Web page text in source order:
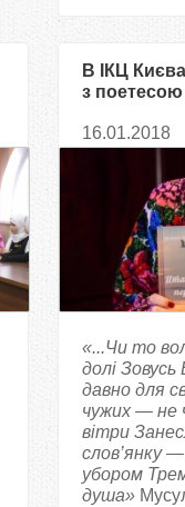
В ІКЦ
з поетесою
16.01.2018
«...Чи то
долі
давно для
чужих — не
вітри
слов’янку —
убором
душа»